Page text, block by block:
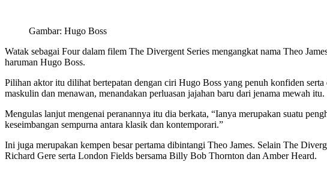
Gambar: Hugo Boss
Watak sebagai Four dalam filem The Divergent Series mengangkat nama Theo
haruman Hugo Boss.
Pilihan aktor itu dilihat bertepatan dengan ciri Hugo Boss yang penuh konfiden
maskulin dan menawan, menandakan perluasan jajahan baru dari jenama mewah itu.
Mengulas lanjut mengenai peranannya itu dia berkata, “Ianya merupakan suatu
keseimbangan sempurna antara klasik dan kontemporari.”
Ini juga merupakan kempen besar pertama dibintangi Theo James. Selain The
Richard Gere serta London Fields bersama Billy Bob Thornton dan Amber Heard.